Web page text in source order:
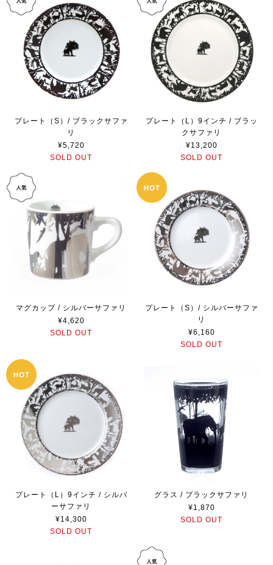
プレート（S）/ ブラックサファ
リ
¥5,720
SOLD OUT
プレート（L）9インチ / ブラッ
クサファリ
¥13,200
SOLD OUT
マグカップ / シルバーサファリ
¥4,620
SOLD OUT
プレート（S）/ シルバーサファ
リ
¥6,160
SOLD OUT
プレート（L）9インチ / シルバ
ーサファリ
¥14,300
SOLD OUT
グラス / ブラックサファリ
¥1,870
SOLD OUT